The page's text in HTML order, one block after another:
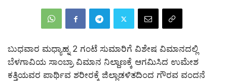
ಬುಧವಾರ ಮಧ್ಯಾಹ್ನ 2 ಗಂಟೆ ಸುಮಾರಿಗೆ ವಿಶೇಷ ವಿಮಾನದಲ್ಲಿ
ಬೆಳಗಾವಿಯ ಸಾಂಬ್ರಾ ವಿಮಾನ ನಿಲ್ದಾಣಕ್ಕೆ ಆಗಮಿಸಿದ ಉಮೇಶ
ಕತ್ತಿಯವರ ಪಾರ್ಥಿವ ಶರೀರಕ್ಕೆ ಜಿಲ್ಲಾಡಳಿತದಿಂದ ಗೌರವ ವಂದನೆ